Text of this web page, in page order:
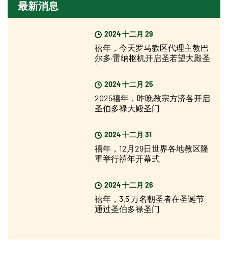
最新消息
2024 十二月 29
禧年，今天罗马教区代理主教巴
尔多·雷纳枢机开启圣若望大殿圣
门
2024 十二月 25
2025禧年，昨晚教宗方济各开启
圣伯多禄大殿圣门
2024 十二月 31
禧年，12月29日世界各地教区隆
重举行禧年开幕式
2024 十二月 26
禧年，3.5 万名朝圣者在圣诞节
通过圣伯多禄圣门